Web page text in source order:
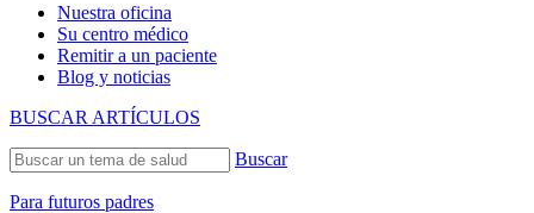
Nuestra oficina
Su centro médico
Remitir a un paciente
Blog y noticias
BUSCAR ARTÍCULOS
Buscar
Para futuros padres